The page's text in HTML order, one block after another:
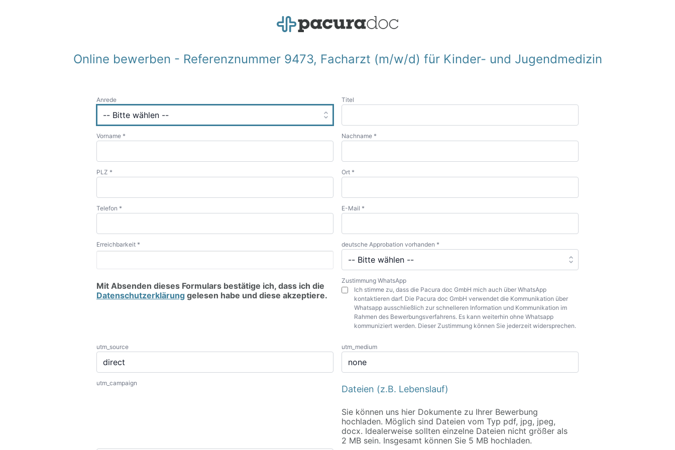
Online bewerben - Referenznummer 9473, Facharzt (m/w/d) für Kinder- und Jugendmedizin
Anrede Titel
Vorname * Nachname *
PLZ * Ort *
Telefon * E-Mail *
Erreichbarkeit * deutsche Approbation vorhanden *
Mit Absenden dieses Formulars bestätige ich, dass ich die
Datenschutzerklärung gelesen habe und diese akzeptiere.
Zustimmung WhatsApp
Ich stimme zu, dass die Pacura doc GmbH mich auch über WhatsApp
kontaktieren darf. Die Pacura doc GmbH verwendet die Kommunikation über
Whatsapp ausschließlich zur schnelleren Information und Kommunikation im
Rahmen des Bewerbungsverfahrens. Es kann weiterhin ohne Whatsapp
kommuniziert werden. Dieser Zustimmung können Sie jederzeit widersprechen.
utm_source utm_medium
utm_campaign
Dateien (z.B. Lebenslauf)
Sie können uns hier Dokumente zu Ihrer Bewerbung
hochladen. Möglich sind Dateien vom Typ pdf, jpg, jpeg,
docx. Idealerweise sollten einzelne Dateien nicht größer als
2 MB sein. Insgesamt können Sie 5 MB hochladen.